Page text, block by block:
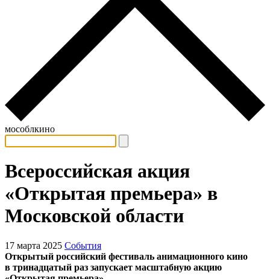
мособлкино
Всероссийская акция
«Открытая премьера» в
Московской области
17 марта 2025 События
Открытый российский фестиваль анимационного кино
в тринадцатый раз запускает масштабную акцию